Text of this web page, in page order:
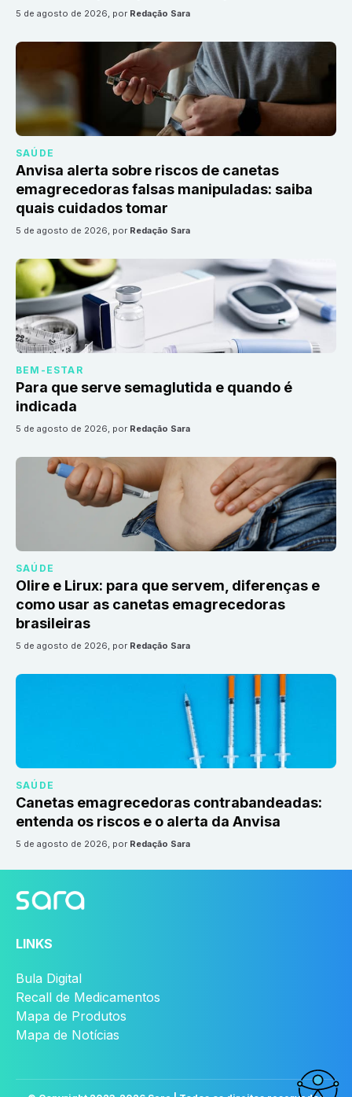
5 de agosto de 2026, por Redação Sara
SAÚDE
Anvisa alerta sobre riscos de canetas
emagrecedoras falsas manipuladas: saiba
quais cuidados tomar
5 de agosto de 2026, por Redação Sara
BEM-ESTAR
Para que serve semaglutida e quando é
indicada
5 de agosto de 2026, por Redação Sara
SAÚDE
Olire e Lirux: para que servem, diferenças e
como usar as canetas emagrecedoras
brasileiras
5 de agosto de 2026, por Redação Sara
SAÚDE
Canetas emagrecedoras contrabandeadas:
entenda os riscos e o alerta da Anvisa
5 de agosto de 2026, por Redação Sara
LINKS
Bula Digital
Recall de Medicamentos
Mapa de Produtos
Mapa de Notícias